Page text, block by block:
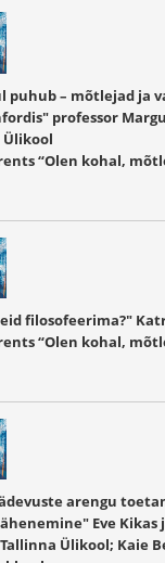
puhub – mõtlejad ja
professor
Ülikool
“Olen kohal,
filosofeerima?"
“Olen kohal,
arengu
Eve Kikas
Ülikool; Kaie